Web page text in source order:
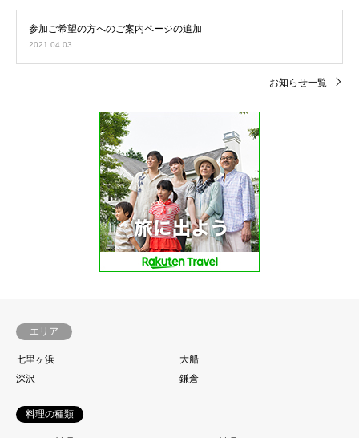
参加ご希望の方へのご案内ページの追加
2021.04.03
お知らせ一覧
エリア
七里ヶ浜
大船
深沢
鎌倉
料理の種類